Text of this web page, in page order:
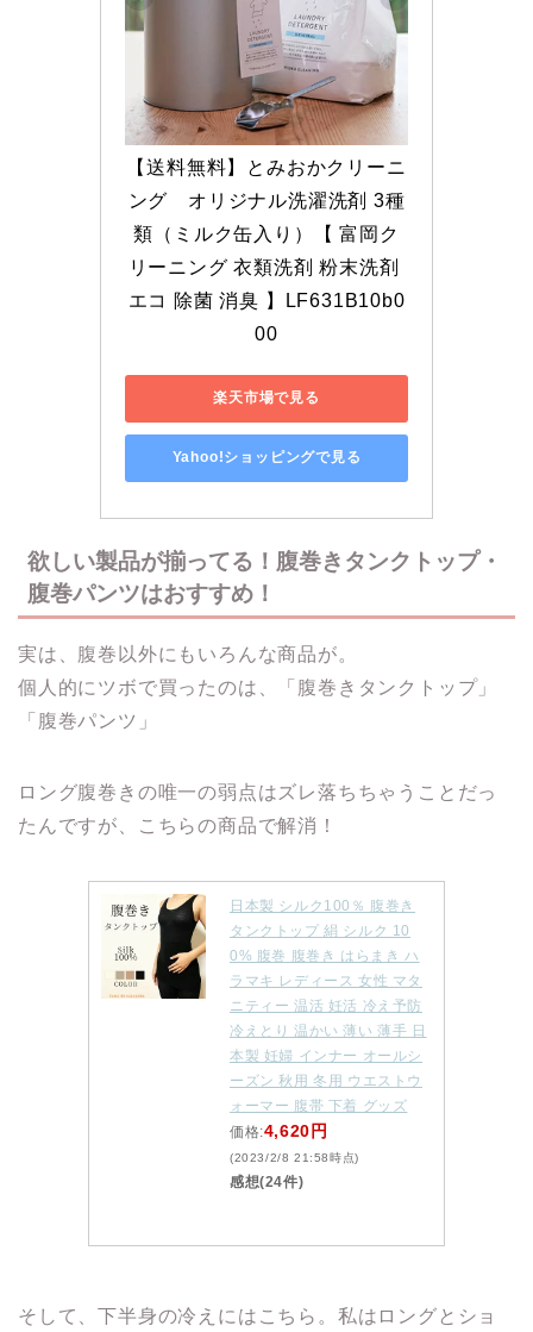
【送料無料】とみおかクリーニ
ング　オリジナル洗濯洗剤 3種
類（ミルク缶入り）【 富岡ク
リーニング 衣類洗剤 粉末洗剤
エコ 除菌 消臭 】LF631B10b0
00
楽天市場で見る
Yahoo!ショッピングで見る
欲しい製品が揃ってる！腹巻きタンクトップ・
腹巻パンツはおすすめ！
実は、腹巻以外にもいろんな商品が。
個人的にツボで買ったのは、「腹巻きタンクトップ」
「腹巻パンツ」
ロング腹巻きの唯一の弱点はズレ落ちちゃうことだっ
たんですが、こちらの商品で解消！
日本製 シルク100％ 腹巻き
タンクトップ 絹 シルク 10
0% 腹巻 腹巻き はらまき ハ
ラマキ レディース 女性 マタ
ニティー 温活 妊活 冷え予防
冷えとり 温かい 薄い 薄手 日
本製 妊婦 インナー オールシ
ーズン 秋用 冬用 ウエストウ
ォーマー 腹帯 下着 グッズ
価格:4,620円
(2023/2/8 21:58時点)
感想(24件)
そして、下半身の冷えにはこちら。私はロングとショ